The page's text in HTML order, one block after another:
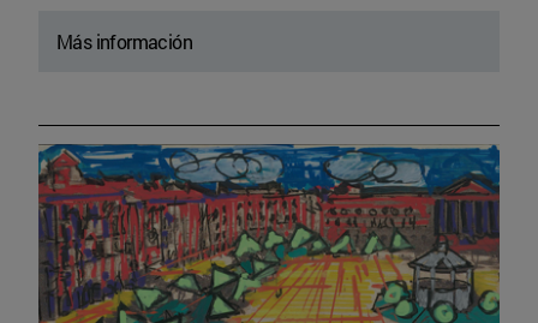
Más información